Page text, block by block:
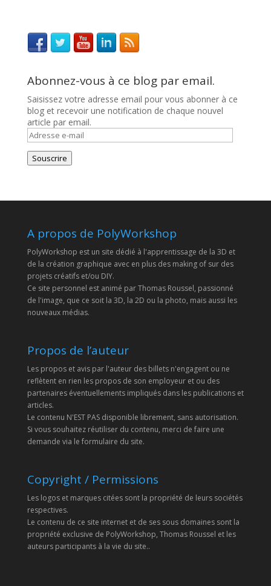
Abonnez-vous à ce blog par email.
Saisissez votre adresse email pour vous abonner à ce
blog et recevoir une notification de chaque nouvel
article par email.
Adresse
e-
mail
Souscrire
A propos de PolyWorkshop
PolyWorkshop est un site dédié à l'apprentissage de la 3D et
de la création graphique avec en plus des making of sur des
projets créatifs et/ou DIY.
Ce site personnel est animé par Thomas Roussel, passionné
de l'image, que ce soit la 3D, la 2D ou la photo, mais aussi les
nouveaux médias.
Propos de l’auteur
Les propos et avis par l'auteur des billets n'engagent ou ne
reflètent en rien les propos de son employeur et ou des
partenaires éventuellements impliqués dans les publications et
articles.
Le contenu N'EST PAS disponible librement, sans autorisation.
Si vous souhaitez réutiliser du contenu, merci de faire une
demande via le formulaire du site.
Copyright / Permissions
Les logos et marques citées sont la propriété de leurs sociétés
respectives.
Le contenu de ce site internet et de ses sous domaines sont la
propriété exclusive de PolyWorkshop, Thomas Roussel et les
auteurs participants à la vie du site..